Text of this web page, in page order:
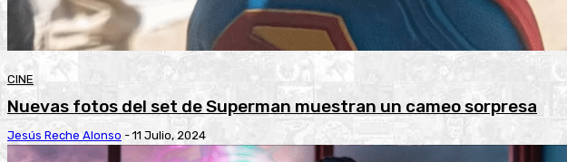
CINE
Nuevas fotos del set de Superman muestran un cameo sorpresa
Jesús Reche Alonso - 11 Julio, 2024